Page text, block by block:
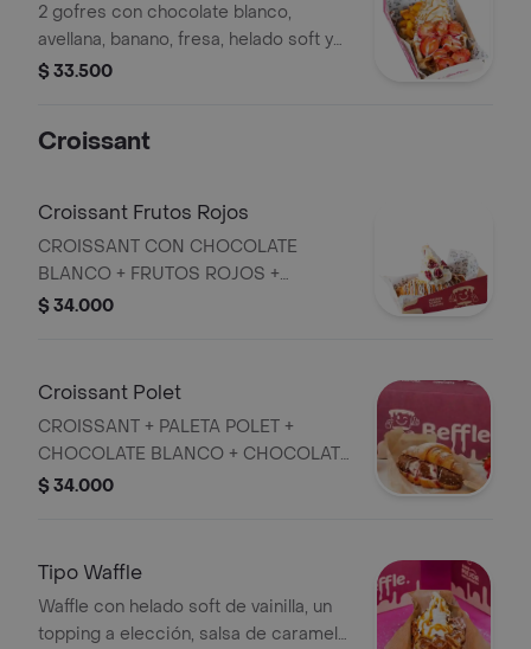
2 gofres con chocolate blanco,
avellana, banano, fresa, helado soft y
salsa de frutos rojos o arequipe.
$ 33.500
Croissant
Croissant Frutos Rojos
CROISSANT CON CHOCOLATE
BLANCO + FRUTOS ROJOS +
HELADO SOFT + CHANTILLY + SALSA
$ 34.000
Croissant Polet
CROISSANT + PALETA POLET +
CHOCOLATE BLANCO + CHOCOLATE
NEGRO + AZÚCAR GLASS
$ 34.000
Tipo Waffle
Waffle con helado soft de vainilla, un
topping a elección, salsa de caramelo